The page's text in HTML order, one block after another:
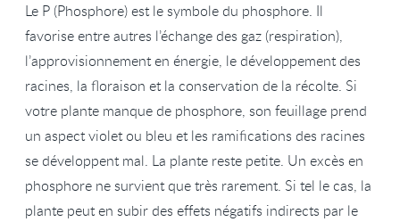
Le P (Phosphore) est le symbole du phosphore. Il
favorise entre autres l’échange des gaz (respiration),
l’approvisionnement en énergie, le développement des
racines, la floraison et la conservation de la récolte. Si
votre plante manque de phosphore, son feuillage prend
un aspect violet ou bleu et les ramifications des racines
se développent mal. La plante reste petite. Un excès en
phosphore ne survient que très rarement. Si tel le cas, la
plante peut en subir des effets négatifs indirects par le